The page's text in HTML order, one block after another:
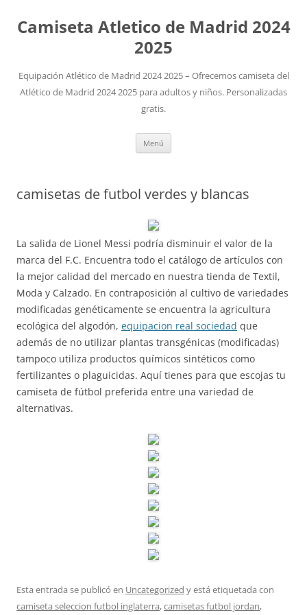
Camiseta Atletico de Madrid 2024
2025
Equipación Atlético de Madrid 2024 2025 – Ofrecemos camiseta del
Atlético de Madrid 2024 2025 para adultos y niños. Personalizadas
gratis.
Menú
camisetas de futbol verdes y blancas
La salida de Lionel Messi podría disminuir el valor de la
marca del F.C. Encuentra todo el catálogo de artículos con
la mejor calidad del mercado en nuestra tienda de Textil,
Moda y Calzado. En contraposición al cultivo de variedades
modificadas genéticamente se encuentra la agricultura
ecológica del algodón, equipacion real sociedad que
además de no utilizar plantas transgénicas (modificadas)
tampoco utiliza productos químicos sintéticos como
fertilizantes o plaguicidas. Aquí tienes para que escojas tu
camiseta de fútbol preferida entre una variedad de
alternativas.
Esta entrada se publicó en Uncategorized y está etiquetada con
camiseta seleccion futbol inglaterra,camisetas futbol jordan,